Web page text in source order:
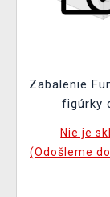
Zabalenie
figúrky
(pre
veľkosť
Nie je
(Odošleme